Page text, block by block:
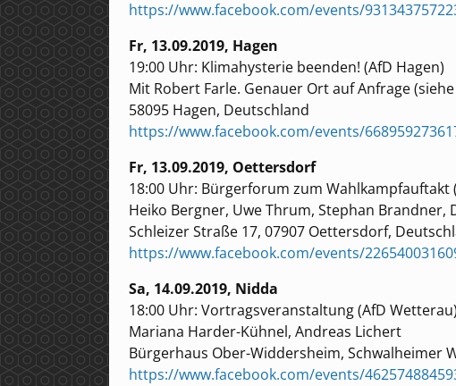
https://www.facebook.com/events/
Fr, 13.09.2019, Hagen
19:00 Uhr: Klimahysterie beenden! (AfD Hagen)
Mit Robert Farle. Genauer Ort auf Anfrage
58095 Hagen, Deutschland
https://www.facebook.com/events/
Fr, 13.09.2019, Oettersdorf
18:00 Uhr: Bürgerforum zum Wahlkampfauftakt
Heiko Bergner, Uwe Thrum, Stephan Brandner,
Schleizer Straße 17, 07907 Oettersdorf,
https://www.facebook.com/events/
Sa, 14.09.2019, Nidda
18:00 Uhr: Vortragsveranstaltung (AfD Wetterau)
Mariana Harder-Kühnel, Andreas Lichert
Bürgerhaus Ober-Widdersheim, Schwalheimer
https://www.facebook.com/events/